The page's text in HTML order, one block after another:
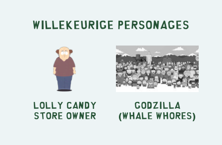
Willekeurige personages
Lolly Candy
Store Owner
Godzilla
(Whale Whores)